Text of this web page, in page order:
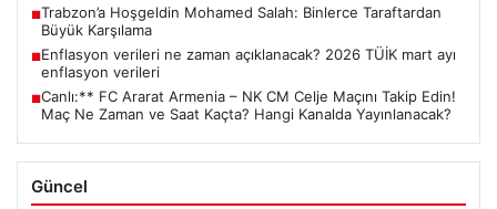
■Trabzon’a Hoşgeldin Mohamed Salah: Binlerce Taraftardan
Büyük Karşılama
■Enflasyon verileri ne zaman açıklanacak? 2026 TÜİK mart ayı
enflasyon verileri
■Canlı:** FC Ararat Armenia – NK CM Celje Maçını Takip Edin!
Maç Ne Zaman ve Saat Kaçta? Hangi Kanalda Yayınlanacak?
Güncel